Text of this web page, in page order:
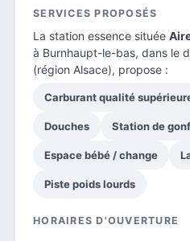
SERVICES PROPOSÉS
La station essence située
à Burnhaupt-le-bas, dans le
(région Alsace), propose :
Carburant qualité
Douches Station de
Espace bébé / change
Piste poids lourds
HORAIRES D'OUVERTURE